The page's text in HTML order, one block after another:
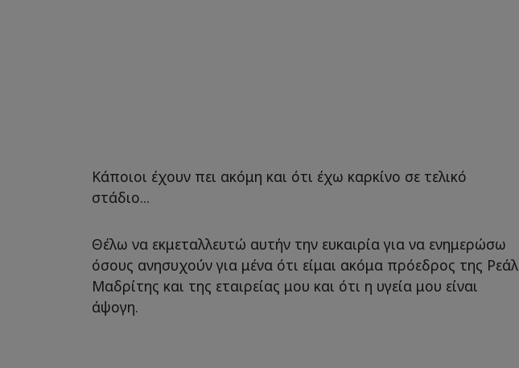
Κάποιοι έχουν πει ακόμη και ότι έχω καρκίνο σε τελικό
στάδιο...
Θέλω να εκμεταλλευτώ αυτήν την ευκαιρία για να ενημερώσω
όσους ανησυχούν για μένα ότι είμαι ακόμα πρόεδρος της Ρεάλ
Μαδρίτης και της εταιρείας μου και ότι η υγεία μου είναι
άψογη.